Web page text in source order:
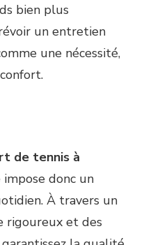
bien plus
un entretien
une nécessité,
de tennis à
donc un
À travers un
rigoureux et des